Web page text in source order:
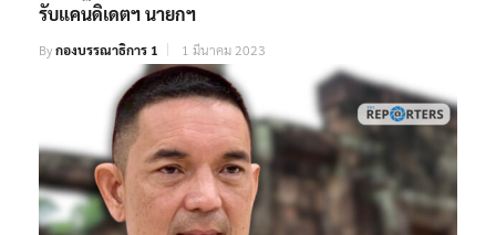
รับแคนดิเดตฯ นายกฯ
Byกองบรรณาธิการ 1 1 มีนาคม 2023